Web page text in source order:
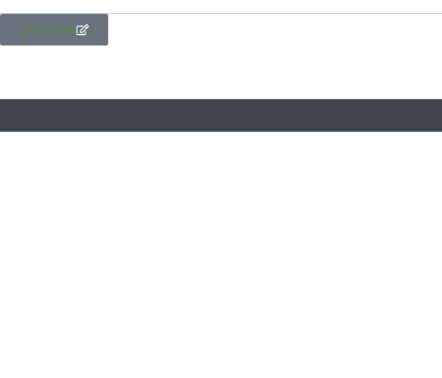
שאל שאלתך